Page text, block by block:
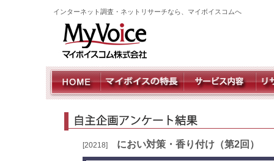
インターネット調査・ネットリサーチなら、マイボイスコムへ
[20218] におい対策・香り付け（第2回）